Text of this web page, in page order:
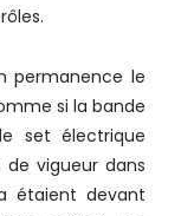
permanence le
si la bande
set électrique
de vigueur dans
étaient devant